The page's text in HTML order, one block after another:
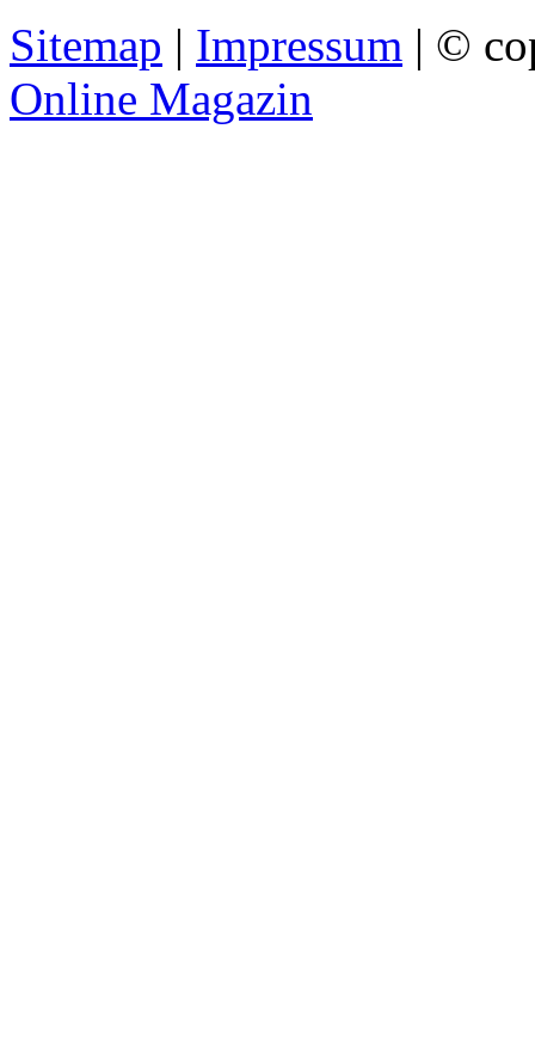
Sitemap | Impressum | ©
Online Magazin